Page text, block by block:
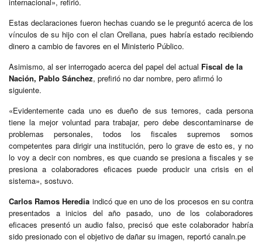
Estas declaraciones fueron hechas cuando se le preguntó acerca de los
vínculos de su hijo con el clan Orellana, pues habría estado recibiendo
dinero a cambio de favores en el Ministerio Público.
Asimismo, al ser interrogado acerca del papel del actual Fiscal de la
Nación, Pablo Sánchez, prefirió no dar nombre, pero afirmó lo
siguiente.
«Evidentemente cada uno es dueño de sus temores, cada persona
tiene la mejor voluntad para trabajar, pero debe descontaminarse de
problemas personales, todos los fiscales supremos somos
competentes para dirigir una institución, pero lo grave de esto es, y no
lo voy a decir con nombres, es que cuando se presiona a fiscales y se
presiona a colaboradores eficaces puede producir una crisis en el
sistema», sostuvo.
Carlos Ramos Heredia indicó que en uno de los procesos en su contra
presentados a inicios del año pasado, uno de los colaboradores
eficaces presentó un audio falso, precisó que este colaborador habría
sido presionado con el objetivo de dañar su imagen, reportó canaln.pe